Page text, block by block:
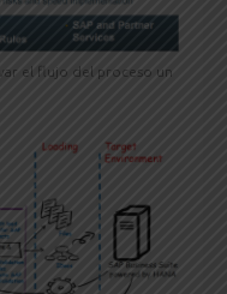
el flujo del proceso un